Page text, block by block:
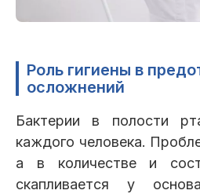
Роль гигиены в
осложнений
Бактерии в полости
каждого человека.
а в количестве и
скапливается у